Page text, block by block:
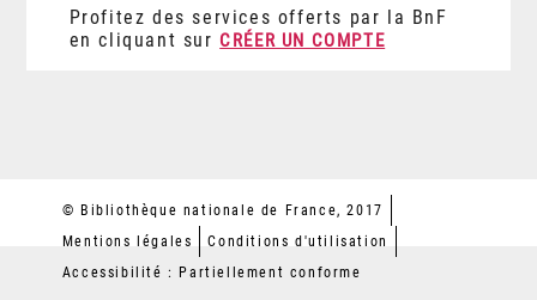
Profitez des services offerts par la BnF
en cliquant sur CRÉER UN COMPTE
© Bibliothèque nationale de France, 2017
Mentions légales
Conditions d'utilisation
Accessibilité : Partiellement conforme